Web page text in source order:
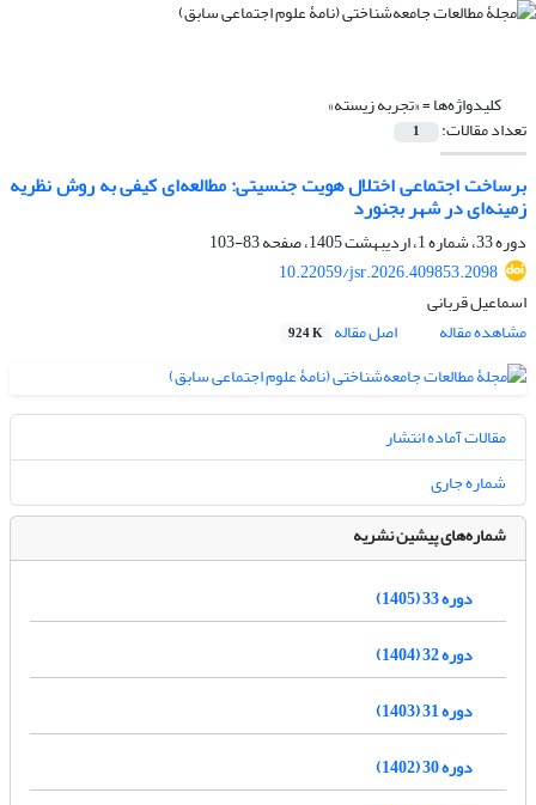
کلیدواژه‌ها =«تجربه زیسته»
تعداد مقالات: 1
برساخت اجتماعی اختلال هویت جنسیتی: مطالعه‌ای کیفی به روش نظریه
زمینه‌ای در شهر بجنورد
دوره 33، شماره 1، اردیبهشت 1405، صفحه
83-103
10.22059/jsr.2026.409853.2098
اسماعیل قربانی
مشاهده مقاله
اصل مقاله 924 K
مقالات آماده انتشار
شماره جاری
شماره‌های پیشین نشریه
دوره 33 (1405)
دوره 32 (1404)
دوره 31 (1403)
دوره 30 (1402)